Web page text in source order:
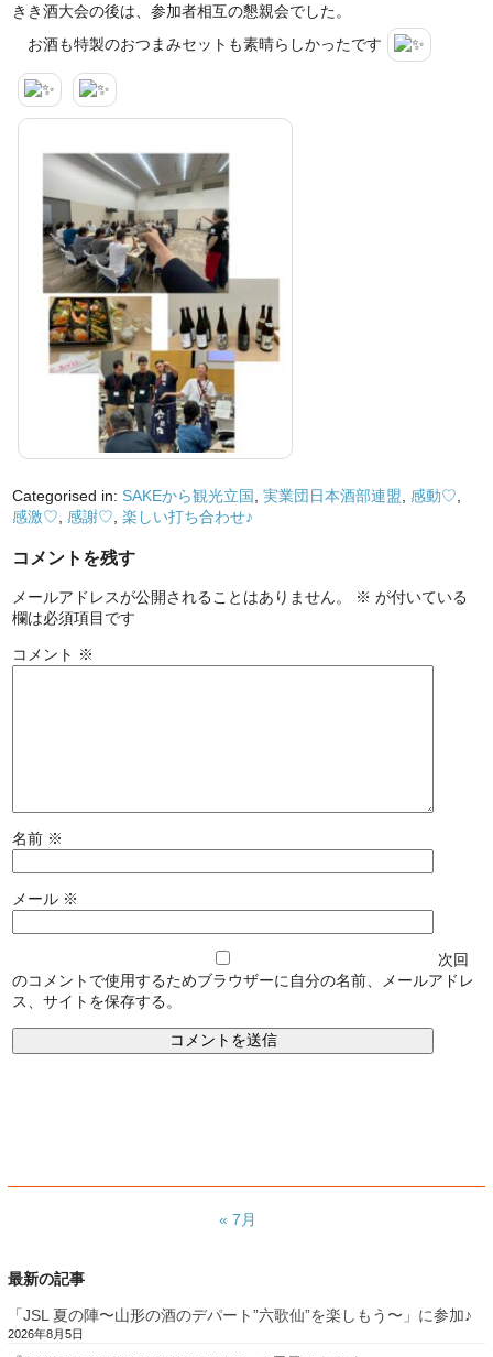
きき酒大会の後は、参加者相互の懇親会でした。
お酒も特製のおつまみセットも素晴らしかったです
Categorised in: SAKEから観光立国 ,実業団日本酒部連盟 感動♡
感激♡
感謝♡ ,楽しい打ち合わせ♪
コメントを残す
メールアドレスが公開されることはありません。 ※ が付いている
欄は必須項目です
コメント ※
名前 ※
メール ※
次回
のコメントで使用するためブラウザーに自分の名前、メールアドレ
ス、サイトを保存する。
« 7月
最新の記事
「JSL 夏の陣〜山形の酒のデパート”六歌仙”を楽しもう〜」に参加♪
2026年8月5日